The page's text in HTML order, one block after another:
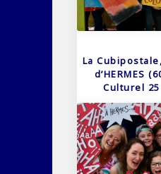
La
d’HERMES
Culturel